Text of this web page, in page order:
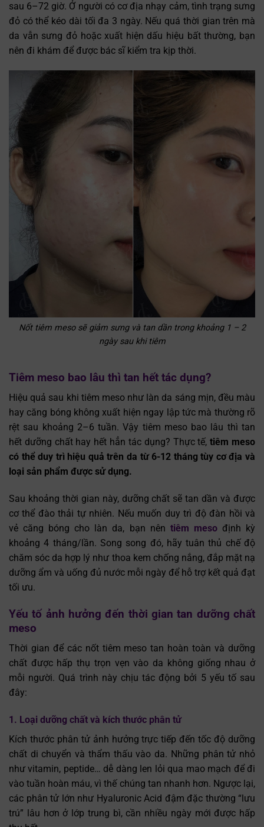
sau 6–72 giờ. Ở người có cơ địa nhạy cảm, tình trạng sưng
đỏ có thể kéo dài tối đa 3 ngày. Nếu quá thời gian trên mà
da vẫn sưng đỏ hoặc xuất hiện dấu hiệu bất thường, bạn
nên đi khám để được bác sĩ kiểm tra kịp thời.
Nốt tiêm meso sẽ giảm sưng và tan dần trong khoảng 1 – 2
ngày sau khi tiêm
Tiêm meso bao lâu thì tan hết tác dụng?
Hiệu quả sau khi tiêm meso như làn da sáng mịn, đều màu
hay căng bóng không xuất hiện ngay lập tức mà thường rõ
rệt sau khoảng 2–6 tuần. Vậy tiêm meso bao lâu thì tan
hết dưỡng chất hay hết hẳn tác dụng? Thực tế,tiêm meso
có thể duy trì hiệu quả trên da từ 6-12 tháng tùy cơ địa và
loại sản phẩm được sử dụng.
Sau khoảng thời gian này, dưỡng chất sẽ tan dần và được
cơ thể đào thải tự nhiên. Nếu muốn duy trì độ đàn hồi và
vẻ căng bóng cho làn da, bạn nên tiêm mesođịnh kỳ
khoảng 4 tháng/lần. Song song đó, hãy tuân thủ chế độ
chăm sóc da hợp lý như thoa kem chống nắng, đắp mặt nạ
dưỡng ẩm và uống đủ nước mỗi ngày để hỗ trợ kết quả đạt
tối ưu.
Yếu tố ảnh hưởng đến thời gian tan dưỡng chất
meso
Thời gian để các nốt tiêm meso tan hoàn toàn và dưỡng
chất được hấp thụ trọn vẹn vào da không giống nhau ở
mỗi người. Quá trình này chịu tác động bởi 5 yếu tố sau
đây:
1. Loại dưỡng chất và kích thước phân tử
Kích thước phân tử ảnh hưởng trực tiếp đến tốc độ dưỡng
chất di chuyển và thẩm thấu vào da. Những phân tử nhỏ
như vitamin, peptide… dễ dàng len lỏi qua mao mạch để đi
vào tuần hoàn máu, vì thế chúng tan nhanh hơn. Ngược lại,
các phân tử lớn như Hyaluronic Acid đậm đặc thường “lưu
trú” lâu hơn ở lớp trung bì, cần nhiều ngày mới được hấp